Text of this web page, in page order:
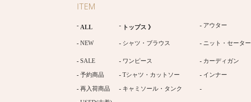
ITEM
ALL トップス 》 アウター
NEW シャツ・ブラウス ニット・セーター
SALE ワンピース カーディガン
予約商品
Tシャツ・カットソー インナー
再入荷商品
キャミソール・タンク